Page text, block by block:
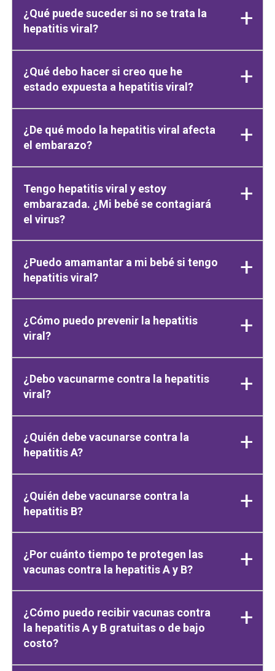
¿Qué puede suceder si no se trata la
hepatitis viral?
¿Qué debo hacer si creo que he
estado expuesta a hepatitis viral?
¿De qué modo la hepatitis viral afecta
el embarazo?
Tengo hepatitis viral y estoy
embarazada. ¿Mi bebé se contagiará
el virus?
¿Puedo amamantar a mi bebé si tengo
hepatitis viral?
¿Cómo puedo prevenir la hepatitis
viral?
¿Debo vacunarme contra la hepatitis
viral?
¿Quién debe vacunarse contra la
hepatitis A?
¿Quién debe vacunarse contra la
hepatitis B?
¿Por cuánto tiempo te protegen las
vacunas contra la hepatitis A y B?
¿Cómo puedo recibir vacunas contra
la hepatitis A y B gratuitas o de bajo
costo?